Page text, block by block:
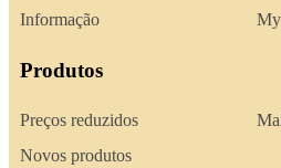
Informação
My
Produtos
Preços reduzidos
Novos produtos